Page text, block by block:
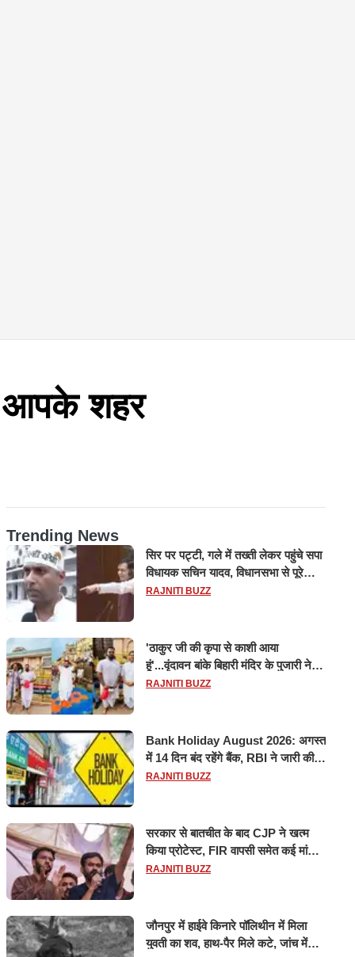
आपके शहर
Trending News
सिर पर पट्टी, गले में तख्ती लेकर पहुंचे सपा
विधायक सचिन यादव, विधानसभा से पूरे
मानसून सत्र के लिए किया गया निलंबित
RAJNITI BUZZ
'ठाकुर जी की कृपा से काशी आया
हूं'...वृंदावन बांके बिहारी मंदिर के पुजारी ने
किया श्री काशी विश्वनाथ का जलाभिषेक
RAJNITI BUZZ
Bank Holiday August 2026: अगस्त
में 14 दिन बंद रहेंगे बैंक, RBI ने जारी की
छुट्टियों की लिस्ट​​​​​​​
RAJNITI BUZZ
सरकार से बातचीत के बाद CJP ने खत्म
किया प्रोटेस्ट, FIR वापसी समेत कई मांगों
पर बनी सहमति
RAJNITI BUZZ
जौनपुर में हाईवे किनारे पॉलिथीन में मिला
युवती का शव, हाथ-पैर मिले कटे, जांच में